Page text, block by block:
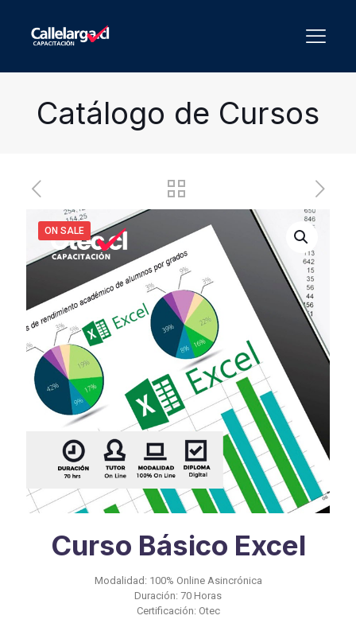
Catálogo de Cursos
ON SALE
Curso Básico Excel
Modalidad: 100% Online Asincrónica
Duración: 70 Horas
Certificación: Otec